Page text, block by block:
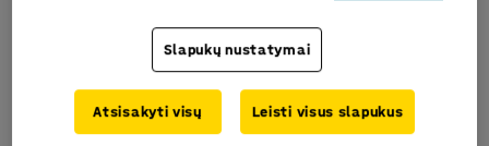
Asmeninių daiktų
spintelė MULTICUB, 10
skyrelių, 1008x412x150
mm, šviesiai pilka
Asmeninė spintelė CUBE,
mėlyna, balta,
450x250x400 mm
Prekės kodas:101252
Slapukų nustatymai
Atsisakyti visų Leisti visus slapukus